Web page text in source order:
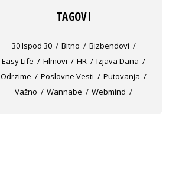
TAGOVI
30 Ispod 30 Bitno
Bizbendovi
Easy Life
Filmovi HR
Izjava Dana
Odrzime
Poslovne Vesti
Putovanja
Važno
Wannabe Webmind